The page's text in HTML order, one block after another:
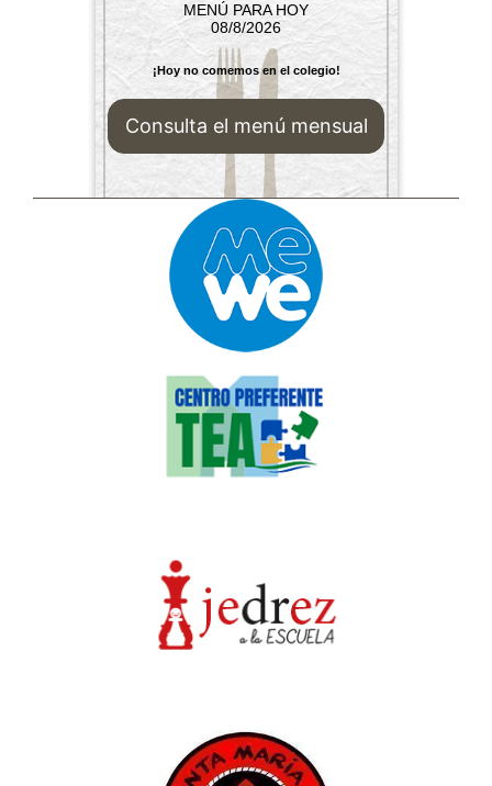
MENÚ PARA HOY
08/8/2026
¡Hoy no comemos en el colegio!
Consulta el menú mensual